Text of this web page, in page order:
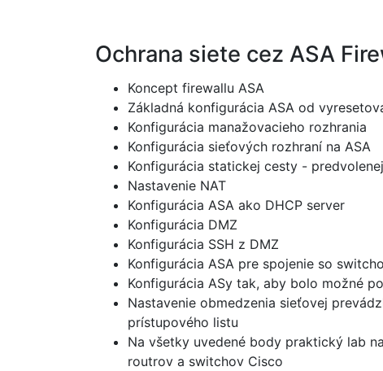
Ochrana siete cez ASA
Koncept firewallu ASA
Základná konfigurácia ASA od
Konfigurácia manažovacieho rozhrania
Konfigurácia sieťových rozhraní na ASA
Konfigurácia statickej cesty -
Nastavenie NAT
Konfigurácia ASA ako DHCP server
Konfigurácia DMZ
Konfigurácia SSH z DMZ
Konfigurácia ASA pre spojenie so
Konfigurácia ASy tak, aby bolo možné
Nastavenie obmedzenia sieťovej
prístupového listu
Na všetky uvedené body praktický lab
routrov a switchov Cisco